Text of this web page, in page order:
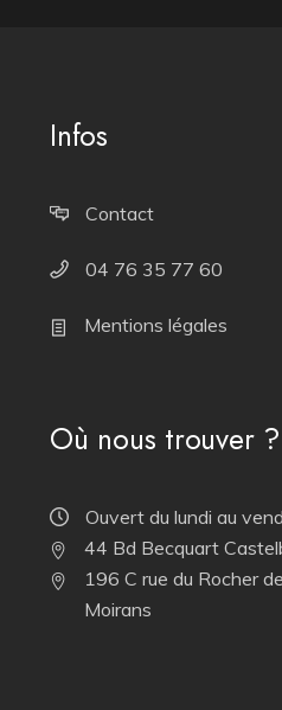
Infos
Contact
04 76 35 77 60
Mentions légales
Où nous trouver ?
Ouvert du lundi au
44 Bd Becquart
196 C rue du Rocher
Moirans